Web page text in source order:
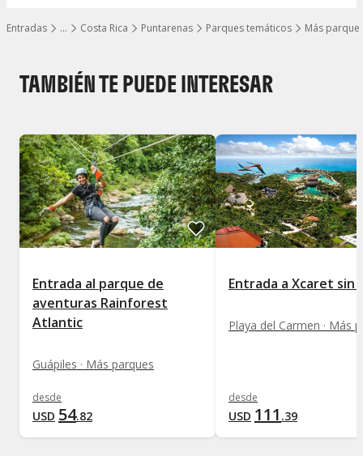
…
Mostrar todos los niveles
Entradas Costa Rica Puntarenas Parques temáticos Más
El lugar de encuentro es la entrada principal del Parque de
TAMBIÉN TE PUEDE INTERESAR
Entrada al parque de
aventuras Rainforest
Atlantic
Guápiles · Más parques
desde
USD 54.82
Entrada a Xcaret sin
Playa del Carmen · Más
desde
USD 111 .39